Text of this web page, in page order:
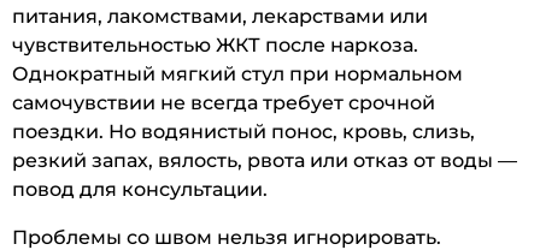
питания, лакомствами, лекарствами или
чувствительностью ЖКТ после наркоза.
Однократный мягкий стул при нормальном
самочувствии не всегда требует срочной
поездки. Но водянистый понос, кровь, слизь,
резкий запах, вялость, рвота или отказ от воды —
повод для консультации.
Проблемы со швом нельзя игнорировать.